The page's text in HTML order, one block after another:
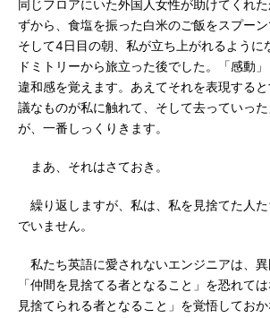
同じフロアにいた外国人女性が助けてくれ
ずから、食塩を振った白米のご飯をスプーン
そして4日目の朝、私が立ち上がれるように
ドミトリーから旅立った後でした。「感動
違和感を覚えます。あえてそれを表現する
議なものが私に触れて、そして去っていっ
が、一番しっくりきます。
まあ、それはさておき。
繰り返しますが、私は、私を見捨てた人
でいません。
私たち英語に愛されないエンジニアは、異
「仲間を見捨てる者となること」を恐れて
見捨てられる者となること」を覚悟してお